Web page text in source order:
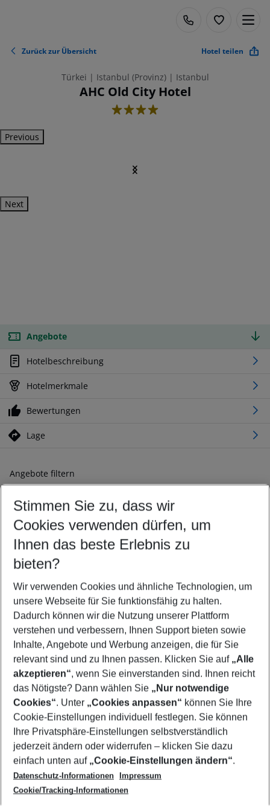
Zurück zur Übersicht Hotel teilen
Türkei | Istanbul (Provinz) | Istanbul
AHC Old City Hotel
4
Previous
Next
Angebote
Hotelbeschreibung
Hotelmerkmale
Bewertungen
Lage
Angebote filtern
Ändern Sie Ihre Kriterien nach Ihren Wünschen
Abflughafen wählen
Beliebiger Abflughafen
Reisezeitraum wählen
10.08.26– 08.08.27 5-8 Nächte
2 Erwachsene Keine Kinder
Mehr Filter anzeigen
Footer
Footer navigation
Über uns
AGB
Cookie-Einstellungen ändern
Cookie-Richtlinie
Datenschutz
Service & Hilfe
Barrierefreies Reisen
Check-in
Folgen Sie uns
Stimmen Sie zu, dass wir
Cookies verwenden dürfen, um
Ihnen das beste Erlebnis zu
bieten?
Wir verwenden Cookies und ähnliche Technologien, um
unsere Webseite für Sie funktionsfähig zu halten.
Dadurch können wir die Nutzung unserer Plattform
verstehen und verbessern, Ihnen Support bieten sowie
Inhalte, Angebote und Werbung anzeigen, die für Sie
relevant sind und zu Ihnen passen. Klicken Sie auf „Alle
akzeptieren“, wenn Sie einverstanden sind. Ihnen reicht
das Nötigste? Dann wählen Sie „Nur notwendige
Cookies“. Unter „Cookies anpassen“ können Sie Ihre
Cookie-Einstellungen individuell festlegen. Sie können
Ihre Privatsphäre-Einstellungen selbstverständlich
jederzeit ändern oder widerrufen – klicken Sie dazu
einfach unten auf „Cookie-Einstellungen ändern“.
Datenschutz-Informationen
Impressum
Cookie/Tracking-Informationen